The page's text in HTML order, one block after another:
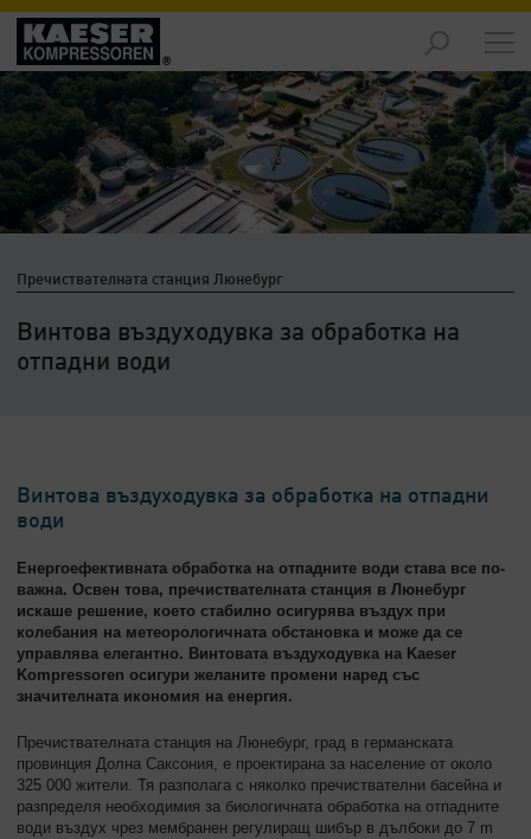
Продукти
Преглед
Решения
Преглед
Услуги
-
Преглед
Компания
Пречиствателната станция Люнебург
Винтова въздуходувка за обработка на
отпадни води
Винтова въздуходувка за обработка на отпадни
води
Енергоефективната обработка на отпадните води става все по-
важна. Освен това, пречиствателната станция в Люнебург
искаше решение, което стабилно осигурява въздух при
колебания на метеорологичната обстановка и може да се
управлява елегантно. Винтовата въздуходувка на Kaeser
Kompressoren осигури желаните промени наред със
значителната икономия на енергия.
Пречиствателната станция на Люнебург, град в германската
провинция Долна Саксония, е проектирана за население от около
325 000 жители. Тя разполага с няколко пречиствателни басейна и
разпределя необходимия за биологичната обработка на отпадните
води въздух чрез мембранен регулиращ шибър в дълбоки до 7 m